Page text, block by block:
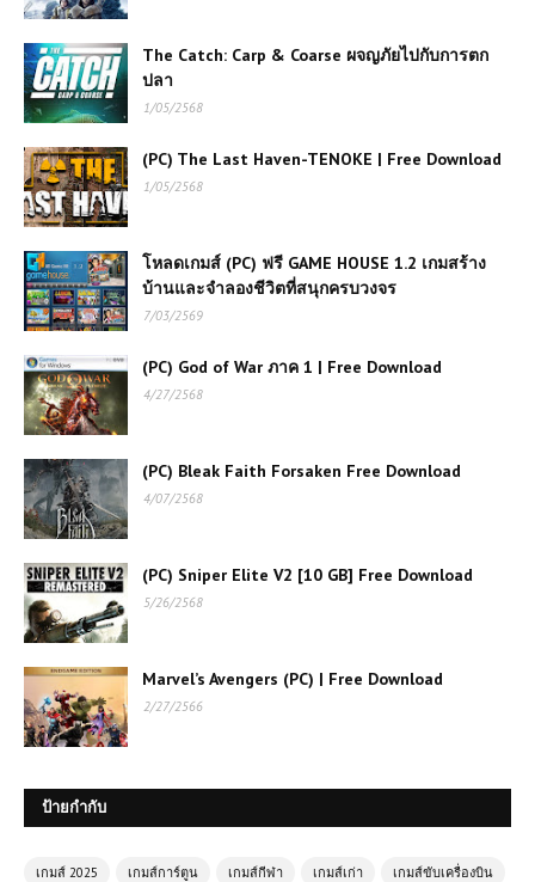
The Catch: Carp & Coarse ผจญภัยไปกับการตก
ปลา
1/05/2568
(PC) The Last Haven-TENOKE | Free Download
1/05/2568
โหลดเกมส์ (PC) ฟรี GAME HOUSE 1.2 เกมสร้าง
บ้านและจำลองชีวิตที่สนุกครบวงจร
7/03/2569
(PC) God of War ภาค 1 | Free Download
4/27/2568
(PC) Bleak Faith Forsaken Free Download
4/07/2568
(PC) Sniper Elite V2 [10 GB] Free Download
5/26/2568
Marvel’s Avengers (PC) | Free Download
2/27/2566
ป้ายกำกับ
เกมส์ 2025 เกมส์การ์ตูน เกมส์กีฬา เกมส์เก่า เกมส์ขับเครื่องบิน
เกมส์ออนไลน์ฟรี Geometry Vibes
แนววิ่งหลบสิ่งกีดขวาง
โหลดเกมส์ (PC) Tnsurgency:
Sandstorm – เกมยิงสมจริงที่ท้าทายผู้
เล่นทุกคน
เกมส์ออนไลน์ฟรี The Farmer ฮีโร่
แห่งผืนดินที่ขับเคลื่อนโลก
โหลดเกมส์ (PC) Monster Truck
Booster เกมรถบิ๊กฟุตพลังระเบิด ซิ่งแรง